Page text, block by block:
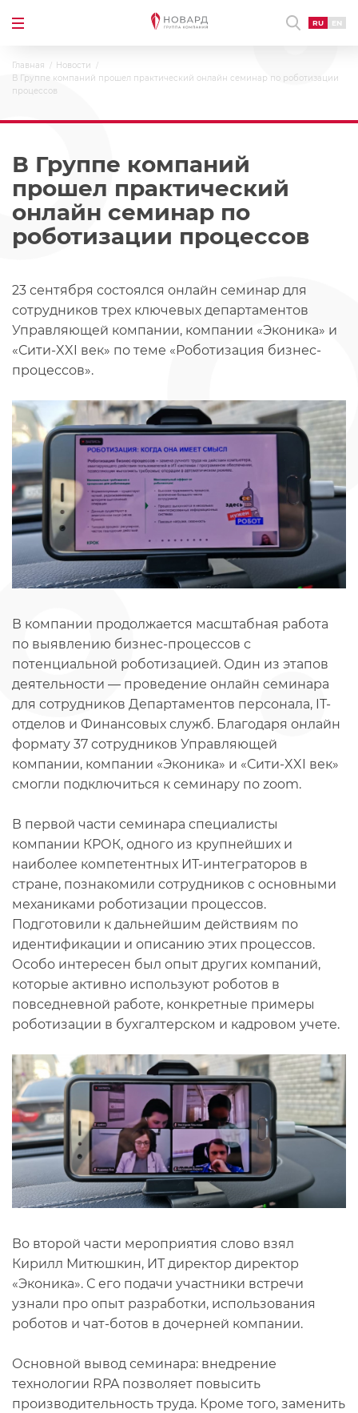
RU EN
Главная
Новости
В Группе компаний прошел практический онлайн семинар по роботизации
процессов
В Группе компаний
прошел практический
онлайн семинар по
роботизации процессов
23 сентября состоялся онлайн семинар для
сотрудников трех ключевых департаментов
Управляющей компании, компании «Эконика» и
«Сити-XXI век» по теме «Роботизация бизнес-
процессов».
В компании продолжается масштабная работа
по выявлению бизнес-процессов с
потенциальной роботизацией. Один из этапов
деятельности — проведение онлайн семинара
для сотрудников Департаментов персонала, IT-
отделов и Финансовых служб. Благодаря онлайн
формату 37 сотрудников Управляющей
компании, компании «Эконика» и «Сити-XXI век»
смогли подключиться к семинару по zoom.
В первой части семинара специалисты
компании КРОК, одного из крупнейших и
наиболее компетентных ИТ-интеграторов в
стране, познакомили сотрудников с основными
механиками роботизации процессов.
Подготовили к дальнейшим действиям по
идентификации и описанию этих процессов.
Особо интересен был опыт других компаний,
которые активно используют роботов в
повседневной работе, конкретные примеры
роботизации в бухгалтерском и кадровом учете.
Во второй части мероприятия слово взял
Кирилл Митюшкин, ИТ директор директор
«Эконика». С его подачи участники встречи
узнали про опыт разработки, использования
роботов и чат-ботов в дочерней компании.
Основной вывод семинара: внедрение
технологии RPA позволяет повысить
производительность труда. Кроме того, заменить